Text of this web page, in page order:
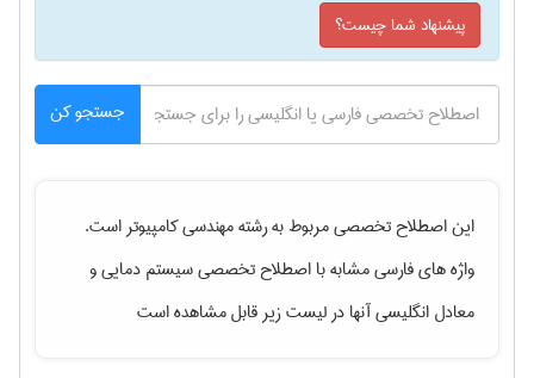
پیشنهاد شما چیست؟
جستجو کن
این اصطلاح تخصصی مربوط به رشتهمهندسی كامپيوتراست.
واژه های فارسی مشابه با اصطلاح تخصصیسیستم دماییو
معادل انگلیسی آنها در لیست زیر قابل مشاهده است